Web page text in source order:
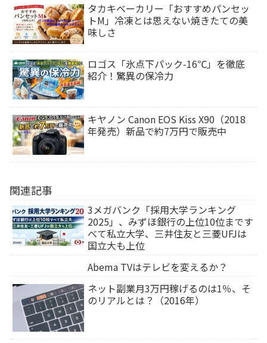
タカキベーカリー「おすすめパンセッ
トM」冷凍とは思えない焼きたての美
味しさ
ロゴス「氷点下パック-16℃」を徹底
紹介！驚異の保冷力
キヤノン Canon EOS Kiss X90（2018
年発売）新品で約7万円で販売中
関連記事
3メガバンク「採用大学ランキング
2025」、みずほ銀行の上位10位まです
べて私立大学、三井住友と三菱UFJは
国立大も上位
Abema TVはテレビを変えるか？
ネット副業月3万円稼げるのは1％、そ
のリアルとは？（2016年）